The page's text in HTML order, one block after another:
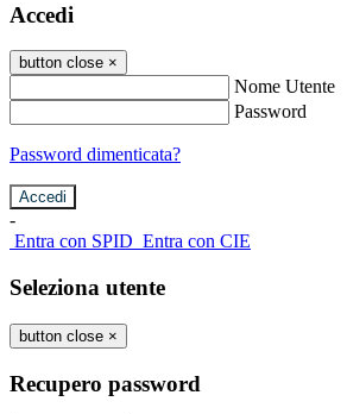
Accedi
button close ×
Nome Utente
Password
Password dimenticata?
-
Entra con SPID Entra con CIE
Seleziona utente
button close ×
Recupero password